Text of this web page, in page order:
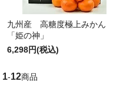
九州産 高糖度極上みかん
「姫の神」
6,298円(税込)
1-12商品